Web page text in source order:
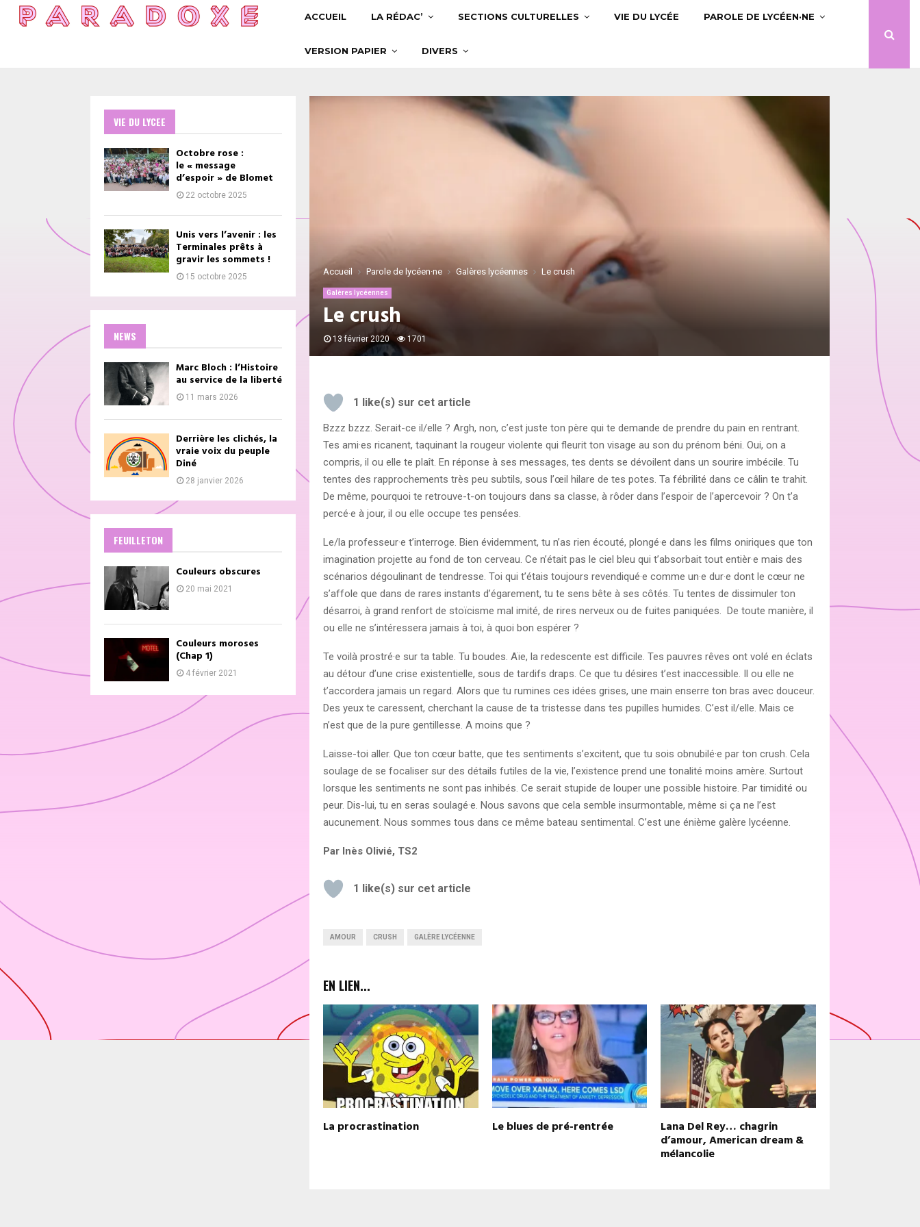
ACCUEIL LA RÉDAC’ SECTIONS CULTURELLES VIE DU LYCÉE PAROLE DE LYCÉEN·NE
VERSION PAPIER DIVERS
Accueil Parole de lycéen·ne Galères lycéennes Le crush
Galères lycéennes
Le crush
13 février 2020 1701
1 like(s) sur cet article
Bzzz bzzz. Serait-ce il/elle ? Argh, non, c’est juste ton père qui te demande de prendre du pain en rentrant.
Tes ami·es ricanent, taquinant la rougeur violente qui fleurit ton visage au son du prénom béni. Oui, on a
compris, il ou elle te plaît. En réponse à ses messages, tes dents se dévoilent dans un sourire imbécile. Tu
tentes des rapprochements très peu subtils, sous l’œil hilare de tes potes. Ta fébrilité dans ce câlin te trahit.
De même, pourquoi te retrouve-t-on toujours dans sa classe, à rôder dans l’espoir de l’apercevoir ? On t’a
percé·e à jour, il ou elle occupe tes pensées.
Le/la professeur·e t’interroge. Bien évidemment, tu n’as rien écouté, plongé·e dans les films oniriques que ton
imagination projette au fond de ton cerveau. Ce n’était pas le ciel bleu qui t’absorbait tout entièr·e mais des
scénarios dégoulinant de tendresse. Toi qui t’étais toujours revendiqué·e comme un·e dur·e dont le cœur ne
s’affole que dans de rares instants d’égarement, tu te sens bête à ses côtés. Tu tentes de dissimuler ton
désarroi, à grand renfort de stoïcisme mal imité, de rires nerveux ou de fuites paniquées. De toute manière, il
ou elle ne s’intéressera jamais à toi, à quoi bon espérer ?
Te voilà prostré·e sur ta table. Tu boudes. Aïe, la redescente est difficile. Tes pauvres rêves ont volé en éclats
au détour d’une crise existentielle, sous de tardifs draps. Ce que tu désires t’est inaccessible. Il ou elle ne
t’accordera jamais un regard. Alors que tu rumines ces idées grises, une main enserre ton bras avec douceur.
Des yeux te caressent, cherchant la cause de ta tristesse dans tes pupilles humides. C’est il/elle. Mais ce
n’est que de la pure gentillesse. A moins que ?
Laisse-toi aller. Que ton cœur batte, que tes sentiments s’excitent, que tu sois obnubilé·e par ton crush. Cela
soulage de se focaliser sur des détails futiles de la vie, l’existence prend une tonalité moins amère. Surtout
lorsque les sentiments ne sont pas inhibés. Ce serait stupide de louper une possible histoire. Par timidité ou
peur. Dis-lui, tu en seras soulagé·e. Nous savons que cela semble insurmontable, même si ça ne l’est
aucunement. Nous sommes tous dans ce même bateau sentimental. C’est une énième galère lycéenne.
Par Inès Olivié, TS2
1 like(s) sur cet article
AMOUR CRUSH GALÈRE LYCÉENNE
EN LIEN...
La procrastination Le blues de pré-rentrée Lana Del Rey… chagrin
d’amour, American dream &
mélancolie
VIE DU LYCEE
Octobre rose :
le « message
d’espoir » de Blomet
22 octobre 2025
Unis vers l’avenir : les
Terminales prêts à
gravir les sommets !
15 octobre 2025
NEWS
Marc Bloch : l’Histoire
au service de la liberté
11 mars 2026
Derrière les clichés, la
vraie voix du peuple
Diné
28 janvier 2026
FEUILLETON
Couleurs obscures
20 mai 2021
Couleurs moroses
(Chap 1)
4 février 2021